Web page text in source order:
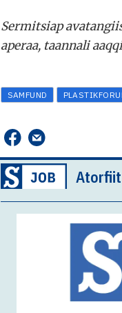
Sermitsiap
aperaa, taannali
SAMFUND